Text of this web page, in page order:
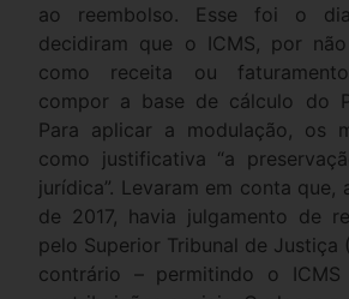
ao reembolso. Esse foi o
decidiram que o ICMS, por
como receita ou
compor a base de cálculo do
Para aplicar a modulação, os
como justificativa “a
jurídica”. Levaram em conta que,
de 2017, havia julgamento de
pelo Superior Tribunal de Justiça
contrário – permitindo o